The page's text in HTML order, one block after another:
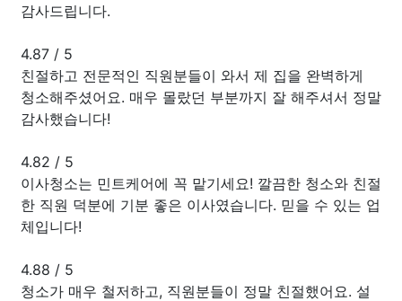
감사드립니다.
4.87 / 5
친절하고 전문적인 직원분들이 와서 제 집을 완벽하게
청소해주셨어요. 매우 몰랐던 부분까지 잘 해주셔서 정말
감사했습니다!
4.82 / 5
이사청소는 민트케어에 꼭 맡기세요! 깔끔한 청소와 친절
한 직원 덕분에 기분 좋은 이사였습니다. 믿을 수 있는 업
체입니다!
4.88 / 5
청소가 매우 철저하고, 직원분들이 정말 친절했어요. 설